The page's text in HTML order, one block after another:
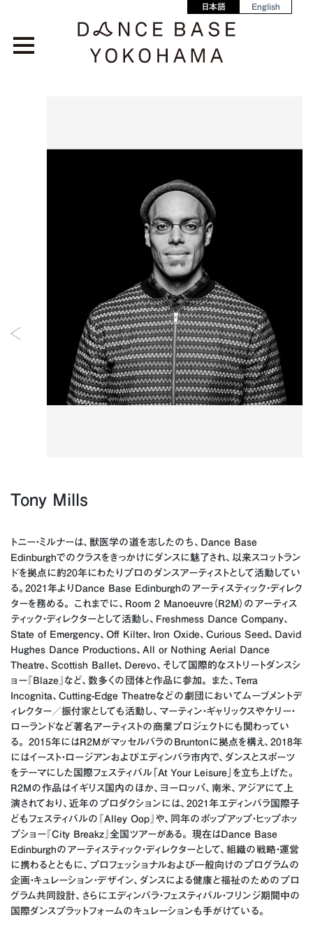
日本語 English
Tony Mills
トニー・ミルナーは、獣医学の道を志したのち、Dance Base
Edinburghでのクラスをきっかけにダンスに魅了され、以来スコットラン
ドを拠点に約20年にわたりプロのダンスアーティストとして活動してい
る。2021年よりDance Base Edinburghのアーティスティック・ディレク
ターを務める。 これまでに、Room 2 Manoeuvre（R2M）のアーティス
ティック・ディレクターとして活動し、Freshmess Dance Company、
State of Emergency、Off Kilter、Iron Oxide、Curious Seed、David
Hughes Dance Productions、All or Nothing Aerial Dance
Theatre、Scottish Ballet、Derevo、そして国際的なストリートダンスシ
ョー『Blaze』など、数多くの団体と作品に参加。 また、Terra
Incognita、Cutting-Edge Theatreなどの劇団においてムーブメントデ
ィレクター／振付家としても活動し、マーティン・ギャリックスやケリー・
ローランドなど著名アーティストの商業プロジェクトにも関わってい
る。 2015年にはR2MがマッセルバラのBruntonに拠点を構え、2018年
にはイースト・ロージアンおよびエディンバラ市内で、ダンスとスポーツ
をテーマにした国際フェスティバル「At Your Leisure」を立ち上げた。
R2Mの作品はイギリス国内のほか、ヨーロッパ、南米、アジアにて上
演されており、近年のプロダクションには、2021年エディンバラ国際子
どもフェスティバルの『Alley Oop』や、同年のポップアップ・ヒップホッ
プショー『City Breakz』全国ツアーがある。 現在はDance Base
Edinburghのアーティスティック・ディレクターとして、組織の戦略・運営
に携わるとともに、プロフェッショナルおよび一般向けのプログラムの
企画・キュレーション・デザイン、ダンスによる健康と福祉のためのプロ
グラム共同設計、さらにエディンバラ・フェスティバル・フリンジ期間中の
国際ダンスプラットフォームのキュレーションも手がけている。